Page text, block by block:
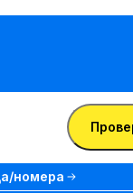
номера